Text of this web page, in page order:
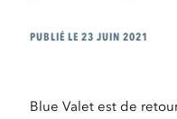
PUBLIÉ LE 23 JUIN 2021
Blue Valet est de